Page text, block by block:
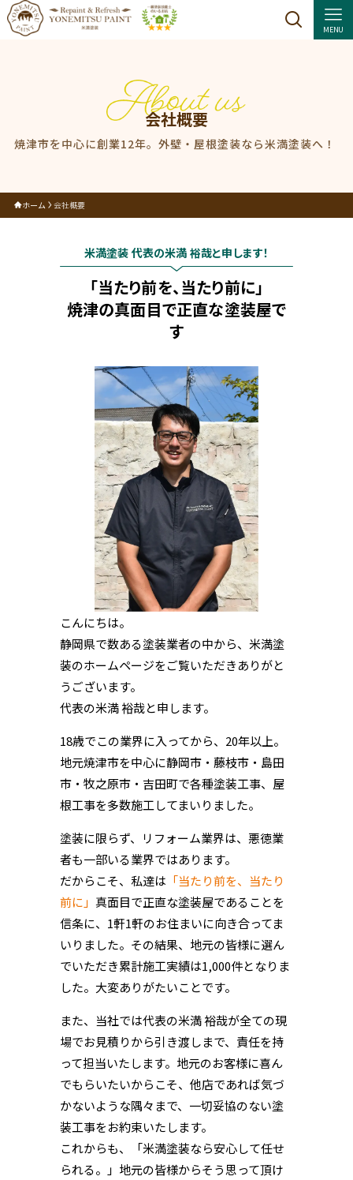
MENU
会社概要
焼津市を中心に創業12年。外壁・屋根塗装なら米満塗装へ！
ホーム 会社概要
米満塗装 代表の米満 裕哉と申します！
「当たり前を、当たり前に」
焼津の真面目で正直な塗装屋で
す
こんにちは。
静岡県で数ある塗装業者の中から、米満塗
装のホームページをご覧いただきありがと
うございます。
代表の米満 裕哉と申します。
18歳でこの業界に入ってから、20年以上。
地元焼津市を中心に静岡市・藤枝市・島田
市・牧之原市・吉田町で各種塗装工事、屋
根工事を多数施工してまいりました。
塗装に限らず、リフォーム業界は、悪徳業
者も一部いる業界ではあります。
だからこそ、私達は 「当たり前を、当たり
前に」 真面目で正直な塗装屋であることを
信条に、1軒1軒のお住まいに向き合ってま
いりました。その結果、地元の皆様に選ん
でいただき累計施工実績は1,000件となりま
した。大変ありがたいことです。
また、当社では代表の米満 裕哉が全ての現
場でお見積りから引き渡しまで、責任を持
って担当いたします。地元のお客様に喜ん
でもらいたいからこそ、他店であれば気づ
かないような隅々まで、一切妥協のない塗
装工事をお約束いたします。
これからも、「米満塗装なら安心して任せ
られる。」地元の皆様からそう思って頂け